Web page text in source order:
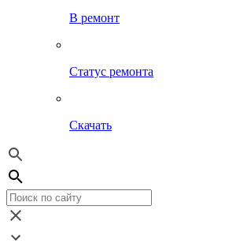
В ремонт
Статус ремонта
Скачать